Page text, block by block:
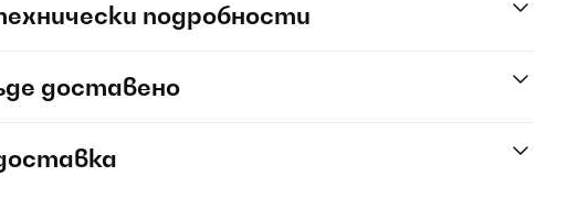
подробности
доставено